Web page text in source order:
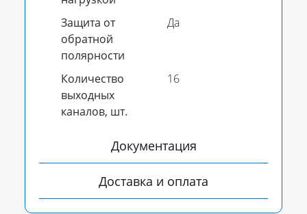
Защита от
обратной
полярности
Да
Количество
выходных
каналов, шт.
16
Документация
Доставка и оплата